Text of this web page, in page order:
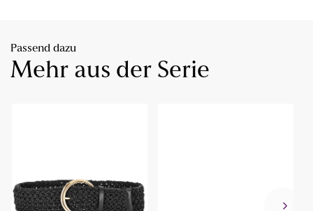
Passend dazu
Mehr aus der Serie